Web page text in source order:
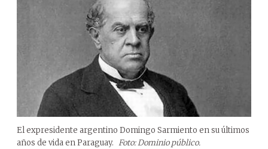
El expresidente argentino Domingo Sarmiento en su últimos
años de vida en Paraguay. Foto: Dominio público.